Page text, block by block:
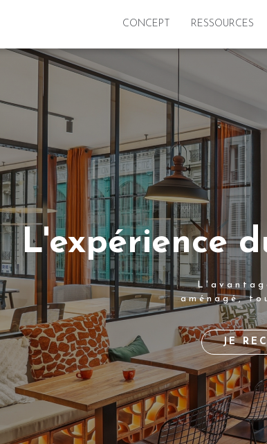
CONCEPT RESSOURCES
L'expérience
aménagé,
JE